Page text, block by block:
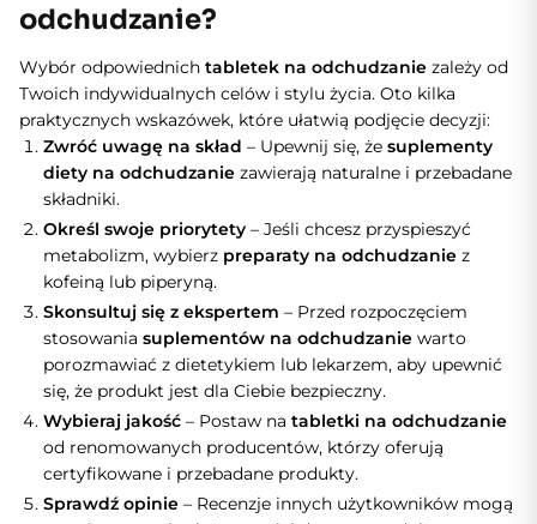
odchudzanie?
Wybór odpowiednich tabletek na odchudzanie zależy od
Twoich indywidualnych celów i stylu życia. Oto kilka
praktycznych wskazówek, które ułatwią podjęcie decyzji:
Zwróć uwagę na skład – Upewnij się, że suplementy
diety na odchudzanie zawierają naturalne i przebadane
składniki.
Określ swoje priorytety – Jeśli chcesz przyspieszyć
metabolizm, wybierz preparaty na odchudzanie z
kofeiną lub piperyną.
Skonsultuj się z ekspertem – Przed rozpoczęciem
stosowania suplementów na odchudzanie warto
porozmawiać z dietetykiem lub lekarzem, aby upewnić
się, że produkt jest dla Ciebie bezpieczny.
Wybieraj jakość – Postaw na tabletki na odchudzanie
od renomowanych producentów, którzy oferują
certyfikowane i przebadane produkty.
Sprawdź opinie – Recenzje innych użytkowników mogą